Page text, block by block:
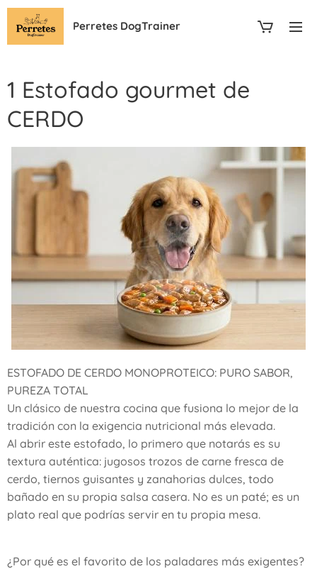
Perretes DogTrainer
1 Estofado gourmet de
CERDO
ESTOFADO DE CERDO MONOPROTEICO: PURO SABOR,
PUREZA TOTAL
​Un clásico de nuestra cocina que fusiona lo mejor de la
tradición con la exigencia nutricional más elevada.
​Al abrir este estofado, lo primero que notarás es su
textura auténtica: jugosos trozos de carne fresca de
cerdo, tiernos guisantes y zanahorias dulces, todo
bañado en su propia salsa casera. No es un paté; es un
plato real que podrías servir en tu propia mesa.
​¿Por qué es el favorito de los paladares más exigentes?